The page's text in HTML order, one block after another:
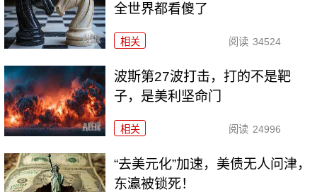
全世界都看傻了
相关 阅读 34524
波斯第27波打击，打的不是靶
子，是美利坚命门
相关 阅读 24996
“去美元化”加速，美债无人问津，
东瀛被锁死！